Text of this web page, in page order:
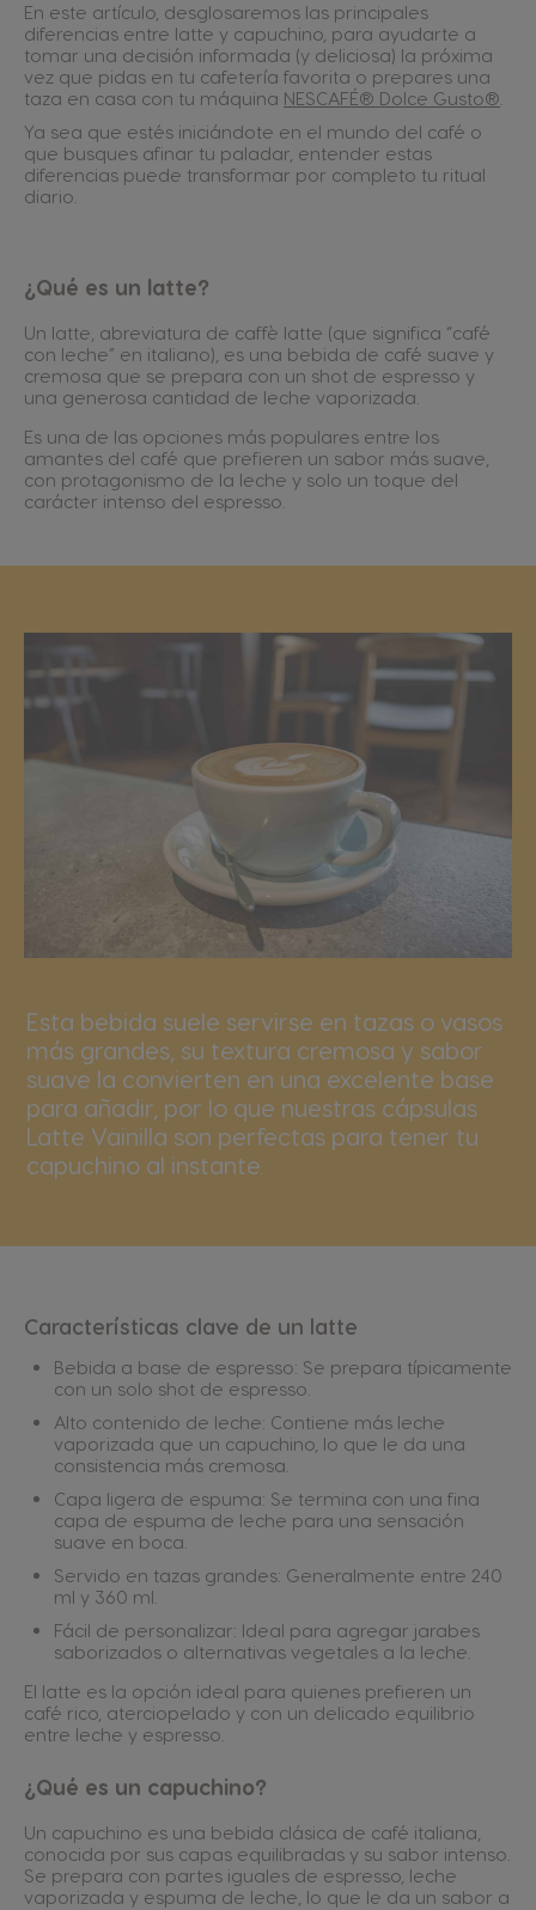
En este artículo, desglosaremos las principales
diferencias entre latte y capuchino, para ayudarte a
tomar una decisión informada (y deliciosa) la próxima
vez que pidas en tu cafetería favorita o prepares una
taza en casa con tu máquina NESCAFÉ® Dolce Gusto®
Ya sea que estés iniciándote en el mundo del café o
que busques afinar tu paladar, entender estas
diferencias puede transformar por completo tu ritual
diario.
¿Qué es un latte?
Un latte, abreviatura de caffè latte (que significa “café
con leche” en italiano), es una bebida de café suave y
cremosa que se prepara con un shot de espresso y
una generosa cantidad de leche vaporizada.
Es una de las opciones más populares entre los
amantes del café que prefieren un sabor más suave,
con protagonismo de la leche y solo un toque del
carácter intenso del espresso.
Esta bebida suele servirse en tazas o vasos
más grandes, su textura cremosa y sabor
suave la convierten en una excelente base
para añadir, por lo que nuestras cápsulas
Latte Vainilla son perfectas para tener tu
capuchino al instante.
Características clave de un latte
Bebida a base de espresso: Se prepara típicamente
con un solo shot de espresso.
Alto contenido de leche: Contiene más leche
vaporizada que un capuchino, lo que le da una
consistencia más cremosa.
Capa ligera de espuma: Se termina con una fina
capa de espuma de leche para una sensación
suave en boca.
Servido en tazas grandes: Generalmente entre 240
ml y 360 ml.
Fácil de personalizar: Ideal para agregar jarabes
saborizados o alternativas vegetales a la leche.
El latte es la opción ideal para quienes prefieren un
café rico, aterciopelado y con un delicado equilibrio
entre leche y espresso.
¿Qué es un capuchino?
Un capuchino es una bebida clásica de café italiana,
conocida por sus capas equilibradas y su sabor intenso.
Se prepara con partes iguales de espresso, leche
vaporizada y espuma de leche, lo que le da un sabor a